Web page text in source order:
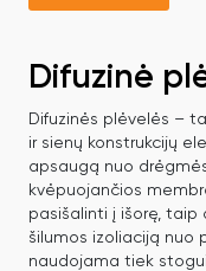
Difuzinė
Difuzinės plėvelės –
ir sienų konstrukcijų
apsaugą nuo
kvėpuojančios
pasišalinti į išorę,
šilumos izoliaciją nuo
naudojama tiek